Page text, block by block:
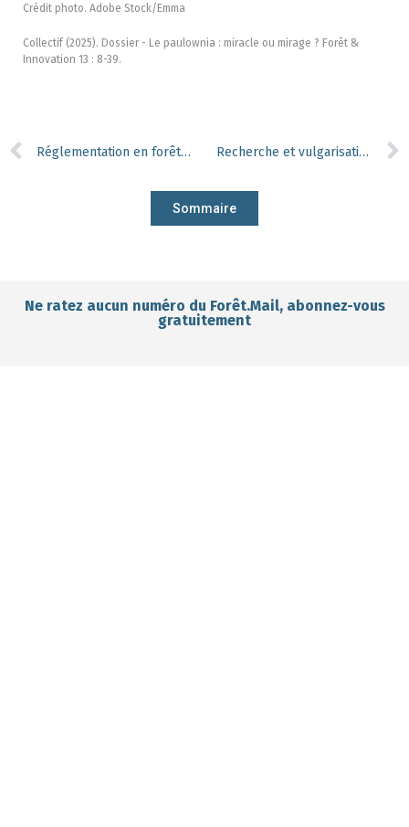
Crédit photo. Adobe Stock/Emma
Collectif (2025). Dossier - Le paulownia : miracle ou mirage ? Forêt &
Innovation 13 : 8-39.
Réglementation en forêt : la France se dote d’un nouvel outil cartographique Recherche et vulgarisation : la Wallonie investit pour des forêts plus résilientes
Sommaire
Ne ratez aucun numéro du Forêt.Mail, abonnez-vous
gratuitement